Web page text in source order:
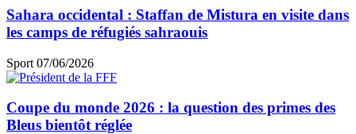
Sahara occidental : Staffan de Mistura en visite dans
les camps de réfugiés sahraouis
Sport 07/06/2026
Coupe du monde 2026 : la question des primes des
Bleus bientôt réglée